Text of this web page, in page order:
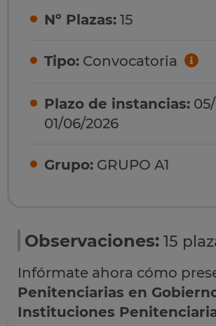
Nº Plazas: 15
Tipo: Convocatoria
Plazo de instancias:
01/06/2026
Grupo: GRUPO A1
Observaciones: 15
Infórmate ahora cómo
Penitenciarias en
Instituciones